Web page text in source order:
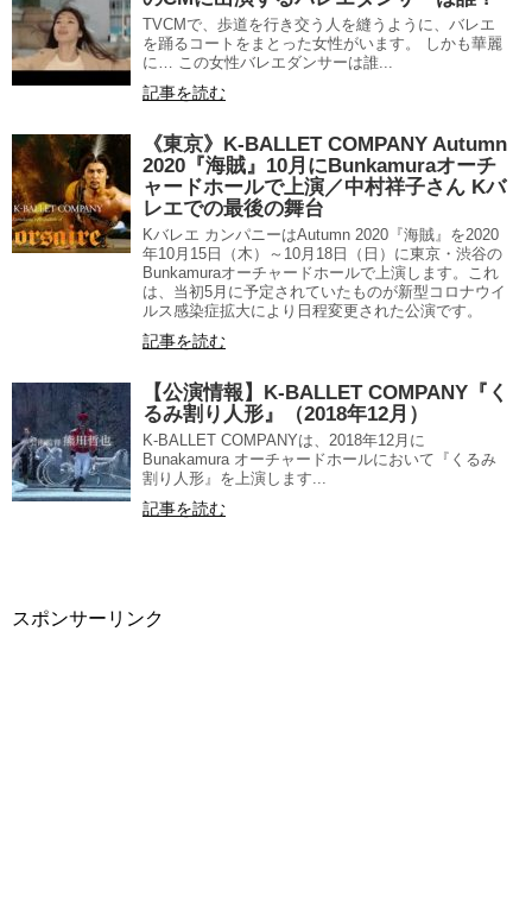
TVCMで、歩道を行き交う人を縫うように、バレエ
を踊るコートをまとった女性がいます。 しかも華麗
に… この女性バレエダンサーは誰...
記事を読む
《東京》K-BALLET COMPANY Autumn
2020『海賊』10月にBunkamuraオーチ
ャードホールで上演／中村祥子さん Kバ
レエでの最後の舞台
Kバレエ カンパニーはAutumn 2020『海賊』を2020
年10月15日（木）～10月18日（日）に東京・渋谷の
Bunkamuraオーチャードホールで上演します。これ
は、当初5月に予定されていたものが新型コロナウイ
ルス感染症拡大により日程変更された公演です。
記事を読む
【公演情報】K-BALLET COMPANY『く
るみ割り人形』（2018年12月）
K-BALLET COMPANYは、2018年12月に
Bunakamura オーチャードホールにおいて『くるみ
割り人形』を上演します...
記事を読む
スポンサーリンク